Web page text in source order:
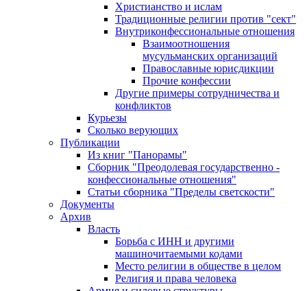
Христианство и ислам
Традиционные религии против "сект"
Внутриконфессиональные отношения
Взаимоотношения
мусульманских организаций
Православные юрисдикции
Прочие конфессии
Другие примеры сотрудничества и
конфликтов
Курьезы
Сколько верующих
Публикации
Из книг "Панорамы"
Сборник "Преодолевая государственно -
конфессиональные отношения"
Статьи сборника "Пределы светскости"
Документы
Архив
Власть
Борьба с ИНН и другими
машиночитаемыми кодами
Место религии в обществе в целом
Религия и права человека